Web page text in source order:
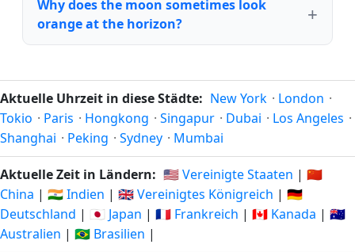
Why does the moon sometimes look
orange at the horizon?
Aktuelle Uhrzeit in diese Städte: New York · London ·
Tokio · Paris · Hongkong · Singapur · Dubai · Los Angeles ·
Shanghai · Peking · Sydney · Mumbai
Aktuelle Zeit in Ländern: 🇺🇸 Vereinigte Staaten | 🇨🇳
China | 🇮🇳 Indien | 🇬🇧 Vereinigtes Königreich | 🇩🇪
Deutschland | 🇯🇵 Japan | 🇫🇷 Frankreich | 🇨🇦 Kanada | 🇦🇺
Australien | 🇧🇷 Brasilien |